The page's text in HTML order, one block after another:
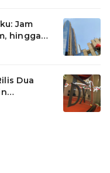
Jam
hingga
Dua